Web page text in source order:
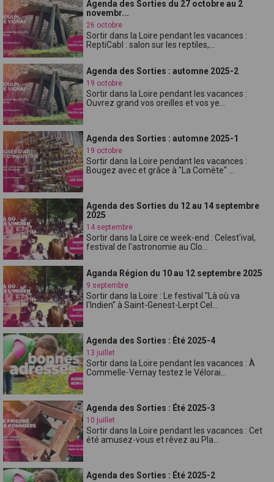
Agenda des Sorties du 27 octobre au 2
novembr...
26 octobre
Sortir dans la Loire pendant les vacances :
ReptiCabl : salon sur les reptiles,...
Agenda des Sorties : automne 2025-2
19 octobre
Sortir dans la Loire pendant les vacances :
Ouvrez grand vos oreilles et vos ye...
Agenda des Sorties : automne 2025-1
19 octobre
Sortir dans la Loire pendant les vacances :
Bougez avec et grâce à "La Comète" ...
Agenda des Sorties du 12 au 14 septembre
2025
14 septembre
Sortir dans la Loire ce week-end : Celest'ival,
festival de l'astronomie au Clo...
Aganda Région du 10 au 12 septembre 2025
9 septembre
Sortir dans la Loire : Le festival "Là où va
l'Indien" à Saint-Genest-Lerpt Cel...
Agenda des Sorties : Été 2025-4
13 juillet
Sortir dans la Loire pendant les vacances : À
Commelle-Vernay testez le Vélorai...
Agenda des Sorties : Été 2025-3
10 juillet
Sortir dans la Loire pendant les vacances : Cet
été amusez-vous et rêvez au Pla...
Agenda des Sorties : Été 2025-2